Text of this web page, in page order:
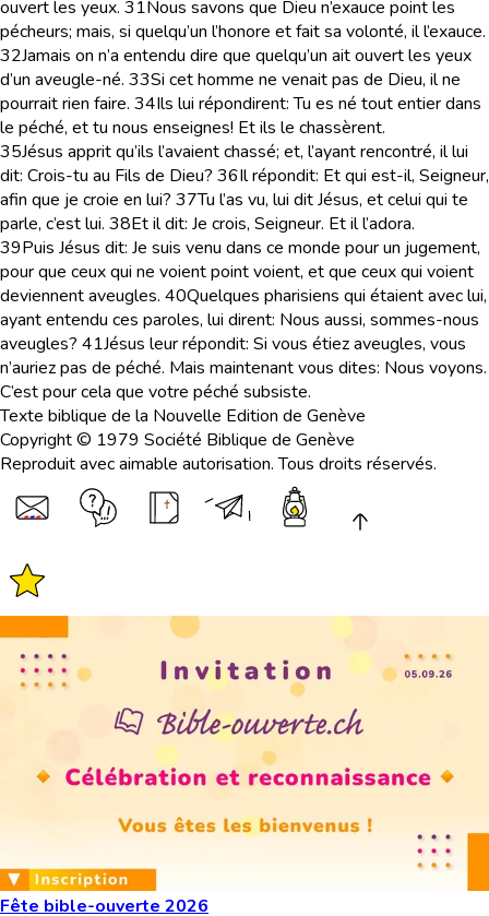
ouvert les yeux. 31Nous savons que Dieu n’exauce point les
pécheurs; mais, si quelqu’un l’honore et fait sa volonté, il l’exauce.
32Jamais on n’a entendu dire que quelqu’un ait ouvert les yeux
d’un aveugle-né. 33Si cet homme ne venait pas de Dieu, il ne
pourrait rien faire. 34Ils lui répondirent: Tu es né tout entier dans
le péché, et tu nous enseignes! Et ils le chassèrent.
35Jésus apprit qu’ils l’avaient chassé; et, l’ayant rencontré, il lui
dit: Crois-tu au Fils de Dieu? 36Il répondit: Et qui est-il, Seigneur,
afin que je croie en lui? 37Tu l’as vu, lui dit Jésus, et celui qui te
parle, c’est lui. 38Et il dit: Je crois, Seigneur. Et il l’adora.
39Puis Jésus dit: Je suis venu dans ce monde pour un jugement,
pour que ceux qui ne voient point voient, et que ceux qui voient
deviennent aveugles. 40Quelques pharisiens qui étaient avec lui,
ayant entendu ces paroles, lui dirent: Nous aussi, sommes-nous
aveugles? 41Jésus leur répondit: Si vous étiez aveugles, vous
n’auriez pas de péché. Mais maintenant vous dites: Nous voyons.
C’est pour cela que votre péché subsiste.
Texte biblique de la Nouvelle Edition de Genève
Copyright © 1979 Société Biblique de Genève
Reproduit avec aimable autorisation. Tous droits réservés.
Fête bible-ouverte 2026